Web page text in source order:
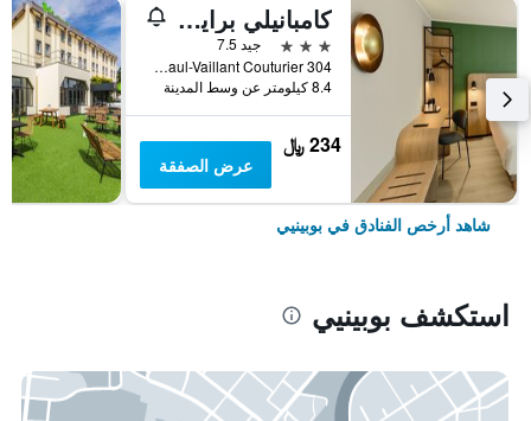
كامبانيلي برايم - باريس بوبيني
3 نجوم
جيد 7.5
304 Avenue Paul-Vaillant Couturier, بوبينيي, إقليم سين سان دوني, فرنسا
8.4 كيلومتر عن وسط المدينة
234 ﷼
عرض الصفقة
شاهد أرخص الفنادق في بوبينيي
استكشف بوبينيي